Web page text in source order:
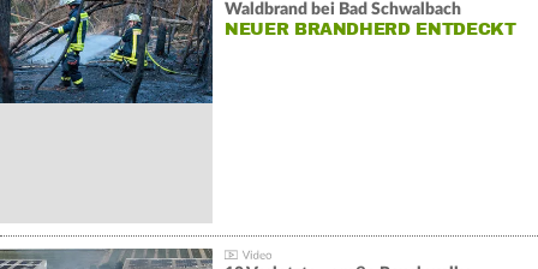
Waldbrand bei Bad Schwalbach
NEUER BRANDHERD ENTDECKT